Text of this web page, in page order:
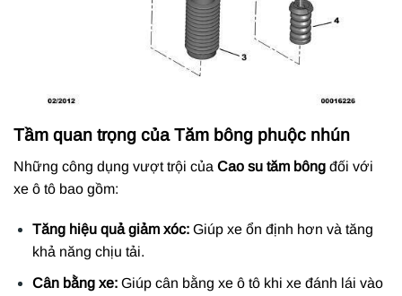
Tầm quan trọng của Tăm bông phuộc nhún
Những công dụng vượt trội của Cao su tăm bông đối với
xe ô tô bao gồm:
Tăng hiệu quả giảm xóc:Giúp xe ổn định hơn và tăng
khả năng chịu tải.
Cân bằng xe:Giúp cân bằng xe ô tô khi xe đánh lái vào